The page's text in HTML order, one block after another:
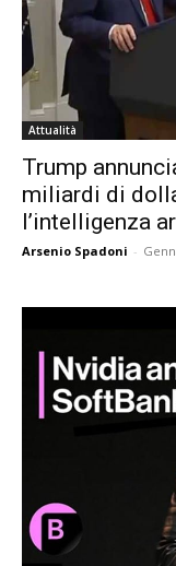
Attualità
Trump
miliardi di
l’intelligenza
Arsenio Spadoni -